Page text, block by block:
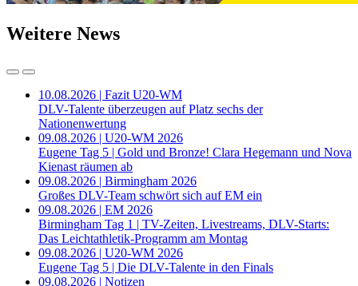
Weitere News
10.08.2026 | Fazit U20-WM
DLV-Talente überzeugen auf Platz sechs der
Nationenwertung
09.08.2026 | U20-WM 2026
Eugene Tag 5 | Gold und Bronze! Clara Hegemann und Nova
Kienast räumen ab
09.08.2026 | Birmingham 2026
Großes DLV-Team schwört sich auf EM ein
09.08.2026 | EM 2026
Birmingham Tag 1 | TV-Zeiten, Livestreams, DLV-Starts:
Das Leichtathletik-Programm am Montag
09.08.2026 | U20-WM 2026
Eugene Tag 5 | Die DLV-Talente in den Finals
09.08.2026 | Notizen